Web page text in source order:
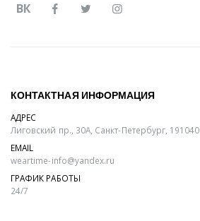
ВК
КОНТАКТНАЯ ИНФОРМАЦИЯ
АДРЕС
Лиговский пр., 30А, Санкт-Петербург, 191040
EMAIL
weartime-info@yandex.ru
ГРАФИК РАБОТЫ
24/7